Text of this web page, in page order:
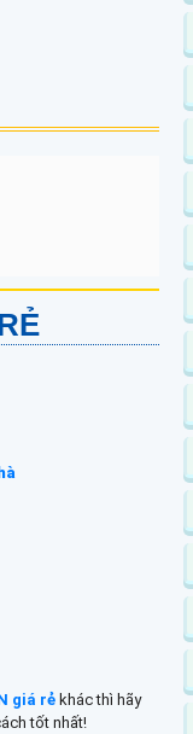
giá rẻ khác thì hãy
tốt nhất!